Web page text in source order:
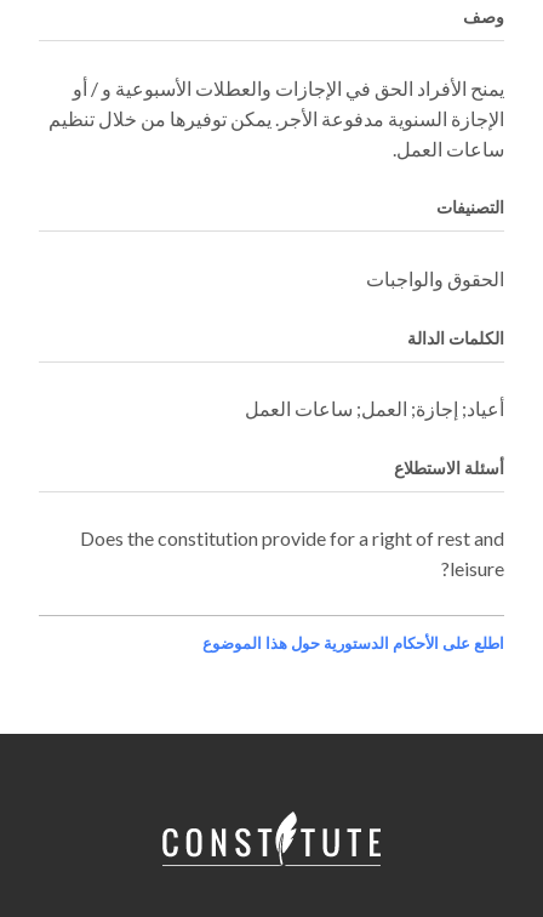
وصف
يمنح الأفراد الحق في الإجازات والعطلات الأسبوعية و / أو
الإجازة السنوية مدفوعة الأجر. يمكن توفيرها من خلال تنظيم
ساعات العمل.
التصنيفات
الحقوق والواجبات
الكلمات الدالة
أعياد; إجازة; العمل; ساعات العمل
أسئلة الاستطلاع
Does the constitution provide for a right of rest and
leisure?
اطلع على الأحكام الدستورية حول هذا الموضوع